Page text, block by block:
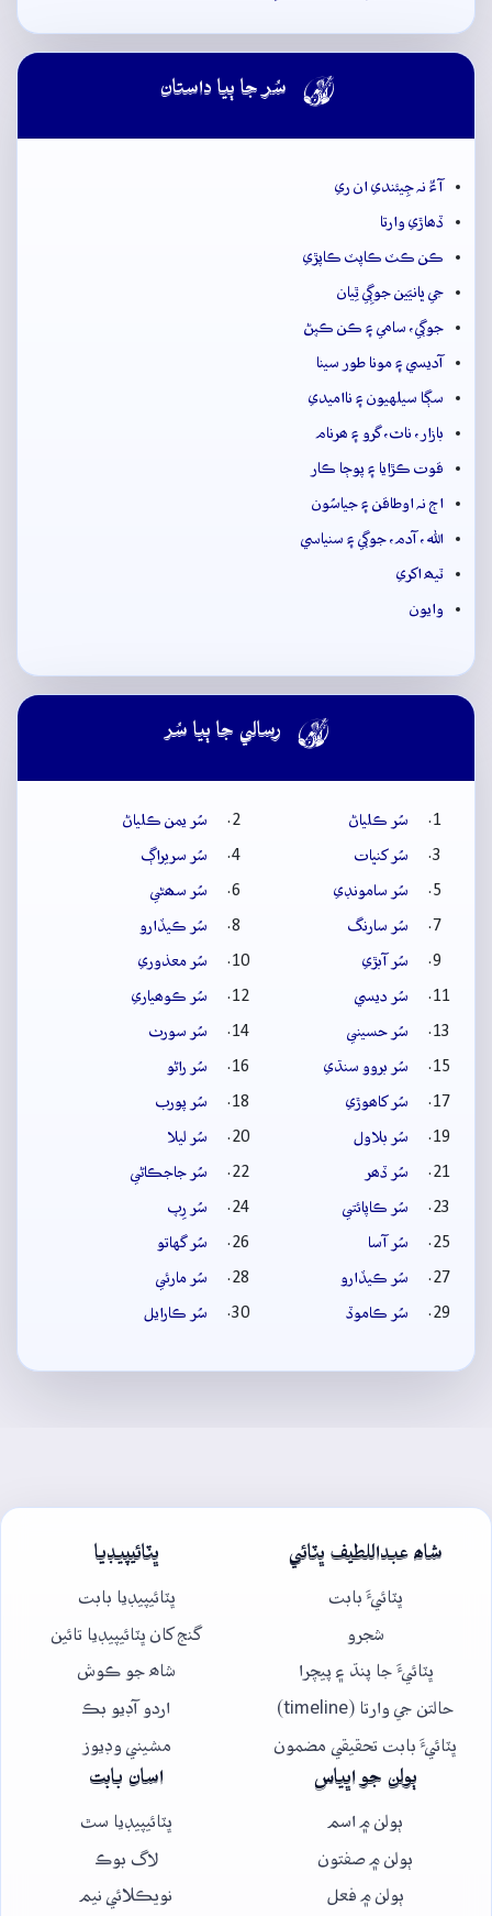
 سُر جا ٻيا داستان
آءٌ نہ جِيئندي ان ري
ڏھاڙي وارتا
ڪن ڪٽ ڪاپٽ ڪاپڙي
جي ڀانيَين جوڳِي ٿِيان
جوڳي، سامي ۽ ڪن ڪپڻ
آديسي ۽ مونا طور سينا
سڳا سيلهيون ۽ نااميدي
بازار، ناٿ، گرو ۽ ھرنام
قوت ڪڙايا ۽ پوڄا ڪار
اڄ نہ اوطاقن ۽ جياسُون
الله، آدم، جوڳي ۽ سنياسي
ٽيھ اکري
وايون
 رسالي جا ٻيا سُر
سُر ڪلياڻ
سُر يمن ڪلياڻ
سُر کنڀات
سُر سريراڳ
سُر سامونڊي
سُر سھڻي
سُر سارنگ
سُر ڪيڏارو
سُر آبڙي
سُر معذوري
سُر ديسي
سُر ڪوھياري
سُر حسيني
سُر سورٺ
سُر بروو سنڌي
سُر راڻو
سُر کاھوڙي
سُر پورب
سُر بلاول
سُر ليلا
سُر ڏھر
سُر جاجڪاڻي
سُر ڪاپائتي
سُر رِپ
سُر آسا
سُر گهاتو
سُر ڪيڏارو
سُر مارئي
سُر ڪاموڏ
سُر ڪارايل
شاھ عبداللطيف ڀٽائي
ڀٽائيءَ بابت
شجرو
ڀٽائيءَ جا پنڌ ۽ پيچرا
حالتن جي وارتا (timeline)
ڀٽائيءَ بابت تحقيقي مضمون
ڀٽائيپيڊيا
ڀٽائيپيڊيا بابت
گنج کان ڀٽائيپيڊيا تائين
شاھ جو ڪوش
اردو آڊيو بڪ
مشيني وڊيوز
ٻولن جو اڀياس
ٻولن ۾ اسم
ٻولن ۾ صفتون
ٻولن ۾ فعل
اسان بابت
ڀٽائيپيڊيا سٿ
لاگ بوڪ
نويڪلائي نيم